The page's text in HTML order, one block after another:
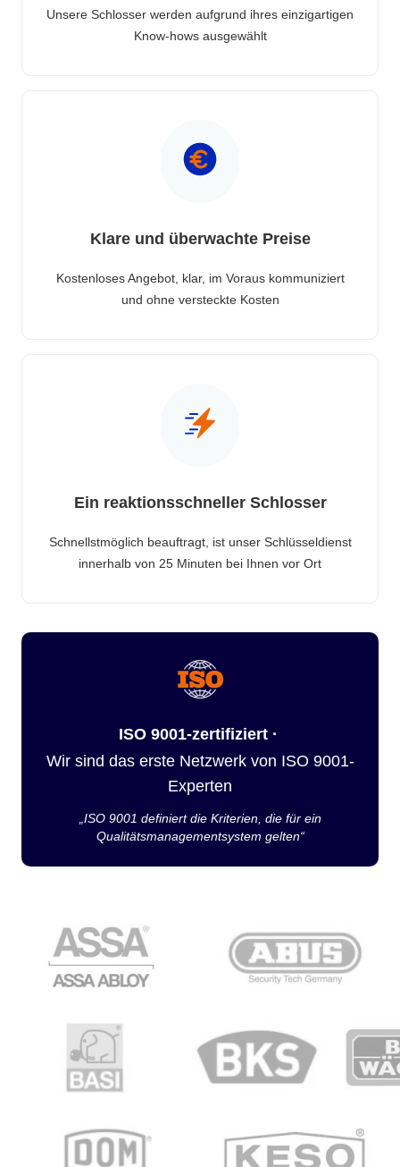
Unsere Schlosser werden aufgrund ihres einzigartigen
Know-hows ausgewählt
Klare und überwachte Preise
Kostenloses Angebot, klar, im Voraus kommuniziert
und ohne versteckte Kosten
Ein reaktionsschneller Schlosser
Schnellstmöglich beauftragt, ist unser Schlüsseldienst
innerhalb von 25 Minuten bei Ihnen vor Ort
ISO 9001-zertifiziert ·
Wir sind das erste Netzwerk von ISO 9001-
Experten
„ISO 9001 definiert die Kriterien, die für ein
Qualitätsmanagementsystem gelten“